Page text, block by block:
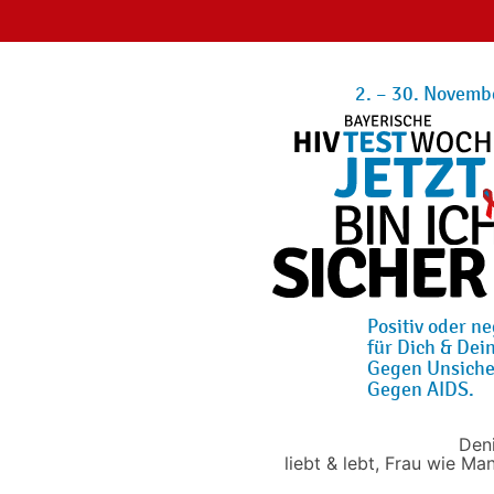
2. – 30.
Positiv oder
für Dich &
Gegen
Gegen AIDS.
liebt & lebt, Frau wie